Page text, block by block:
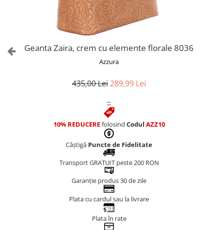
Genți AlbeGeanta Zaira, crem cu elemente florale 8036
Azzura
435,00 Lei289,99 Lei
::
10% REDUCEREfolosind Codul AZZ10
Câștigă Puncte de Fidelitate
Transport GRATUIT peste 200 RON
Garanție produs 30 de zile
Plata cu cardul sau la livrare
Plata în rate